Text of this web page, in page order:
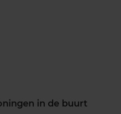
in de buurt